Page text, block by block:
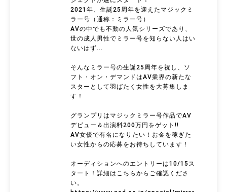
2021年、生誕25周年を迎えたマジックミ
ラー号（通称：ミラー号）
AVの中でも不動の人気シリーズであり、
世の成人男性でミラー号を知らない人はい
ないはず...
そんなミラー号の生誕25周年を祝し、ソ
フト・オン・デマンドはAV業界の新たな
スターとして羽ばたく女性を大募集しま
す！
グランプリはマジックミラー号作品でAV
デビュー＆出演料200万円をゲット!!
AV女優で有名になりたい！お金を稼ぎた
い女性からの応募をお待ちしています！
オーディションへのエントリーは10/15ス
タート！詳細はこちらからご確認くださ
い。